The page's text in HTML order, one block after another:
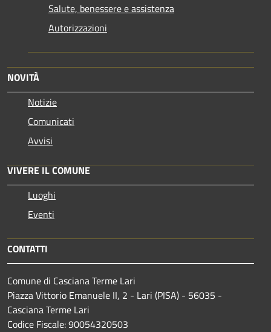
Salute, benessere e assistenza
Autorizzazioni
NOVITÀ
Notizie
Comunicati
Avvisi
VIVERE IL COMUNE
Luoghi
Eventi
CONTATTI
Comune di Casciana Terme Lari
Piazza Vittorio Emanuele II, 2 - Lari (PISA) - 56035 -
Casciana Terme Lari
Codice Fiscale: 90054320503